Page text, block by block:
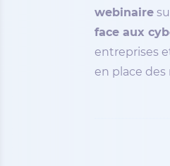
webinaire
face aux
entreprises
en place